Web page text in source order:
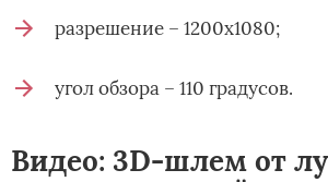
разрешение – 1200х1080;
угол обзора – 110 градусов.
Видео: 3D-шлем от